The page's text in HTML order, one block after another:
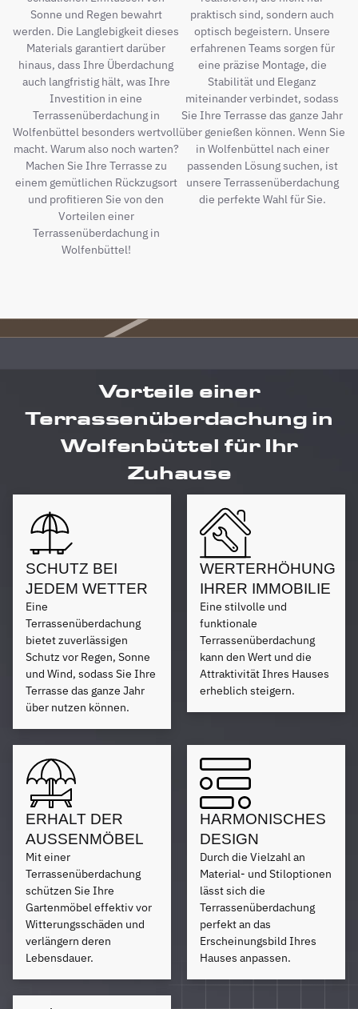
Sonne und Regen bewahrt
werden. Die Langlebigkeit dieses
Materials garantiert darüber
hinaus, dass Ihre Überdachung
auch langfristig hält, was Ihre
Investition in eine
Terrassenüberdachung in
Wolfenbüttel besonders wertvoll
macht. Warum also noch warten?
Machen Sie Ihre Terrasse zu
einem gemütlichen Rückzugsort
und profitieren Sie von den
Vorteilen einer
Terrassenüberdachung in
Wolfenbüttel!
praktisch sind, sondern auch
optisch begeistern. Unsere
erfahrenen Teams sorgen für
eine präzise Montage, die
Stabilität und Eleganz
miteinander verbindet, sodass
Sie Ihre Terrasse das ganze Jahr
über genießen können. Wenn Sie
in Wolfenbüttel nach einer
passenden Lösung suchen, ist
unsere Terrassenüberdachung
die perfekte Wahl für Sie.
Vorteile einer
Terrassenüberdachung in
Wolfenbüttel für Ihr
Zuhause
SCHUTZ BEI
JEDEM WETTER
Eine
Terrassenüberdachung
bietet zuverlässigen
Schutz vor Regen, Sonne
und Wind, sodass Sie Ihre
Terrasse das ganze Jahr
über nutzen können.
WERTERHÖHUNG
IHRER IMMOBILIE
Eine stilvolle und
funktionale
Terrassenüberdachung
kann den Wert und die
Attraktivität Ihres Hauses
erheblich steigern.
ERHALT DER
AUSSENMÖBEL
Mit einer
Terrassenüberdachung
schützen Sie Ihre
Gartenmöbel effektiv vor
Witterungsschäden und
verlängern deren
Lebensdauer.
HARMONISCHES
DESIGN
Durch die Vielzahl an
Material- und Stiloptionen
lässt sich die
Terrassenüberdachung
perfekt an das
Erscheinungsbild Ihres
Hauses anpassen.